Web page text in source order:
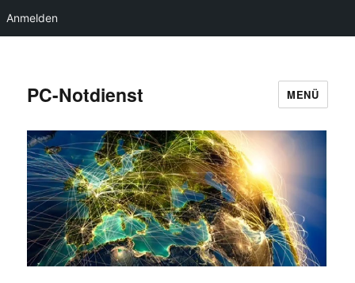
Anmelden
PC-Notdienst MENÜ